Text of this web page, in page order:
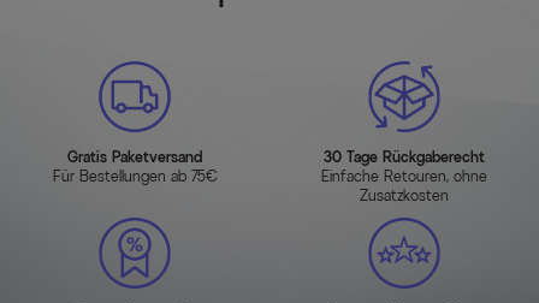
Gratis Paketversand
Für Bestellungen ab 75€
30 Tage Rückgaberecht
Einfache Retouren, ohne
Zusatzkosten